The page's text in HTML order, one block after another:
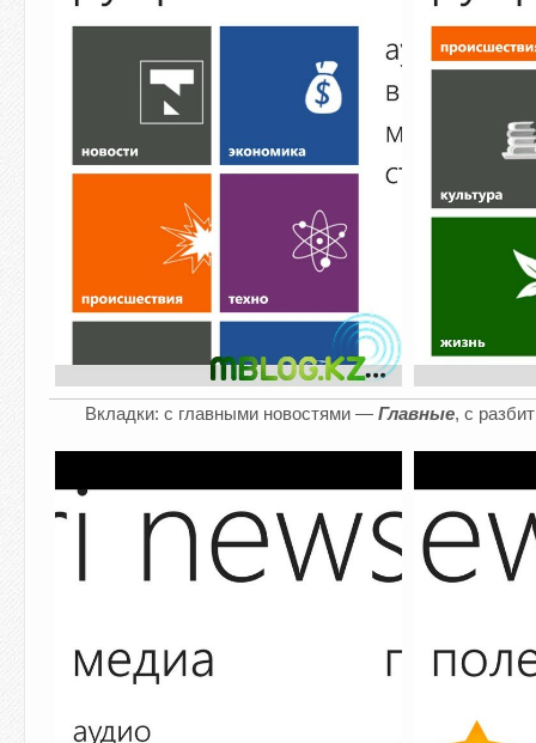
Вкладки: с главными новостями — Главные, с